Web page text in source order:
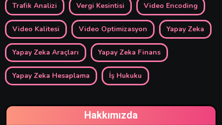
Trafik Analizi Vergi Kesintisi Video Encoding
Video Kalitesi Video Optimizasyon Yapay Zeka
Yapay Zeka Araçları Yapay Zeka Finans
Yapay Zeka Hesaplama İş Hukuku
Hakkımızda